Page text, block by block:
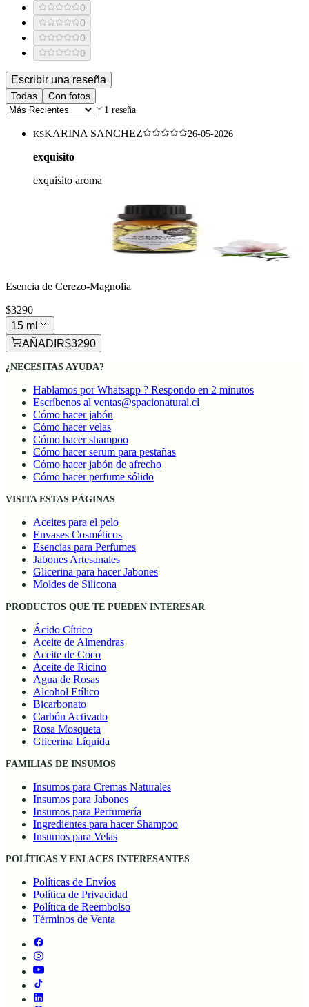
0
0
0
0
Escribir una reseña
Todas Con fotos
1 reseña
KSKARINA SANCHEZ 26-05-2026
exquisito
exquisito aroma
Esencia de Cerezo-Magnolia
$3290
15 ml
AÑADIR$3290
¿NECESITAS AYUDA?
Hablamos por Whatsapp ? Respondo en 2 minutos
Escríbenos al ventas@spacionatural.cl
Cómo hacer jabón
Cómo hacer velas
Cómo hacer shampoo
Cómo hacer serum para pestañas
Cómo hacer jabón de afrecho
Cómo hacer perfume sólido
VISITA ESTAS PÁGINAS
Aceites para el pelo
Envases Cosméticos
Esencias para Perfumes
Jabones Artesanales
Glicerina para hacer Jabones
Moldes de Silicona
PRODUCTOS QUE TE PUEDEN INTERESAR
Ácido Cítrico
Aceite de Almendras
Aceite de Coco
Aceite de Ricino
Agua de Rosas
Alcohol Etílico
Bicarbonato
Carbón Activado
Rosa Mosqueta
Glicerina Líquida
FAMILIAS DE INSUMOS
Insumos para Cremas Naturales
Insumos para Jabones
Insumos para Perfumería
Ingredientes para hacer Shampoo
Insumos para Velas
POLÍTICAS Y ENLACES INTERESANTES
Políticas de Envíos
Política de Privacidad
Política de Reembolso
Términos de Venta